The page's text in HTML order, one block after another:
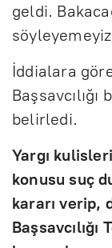
geldi.
İddialara
belirledi.
Yargı
konusu suç
kararı verip,